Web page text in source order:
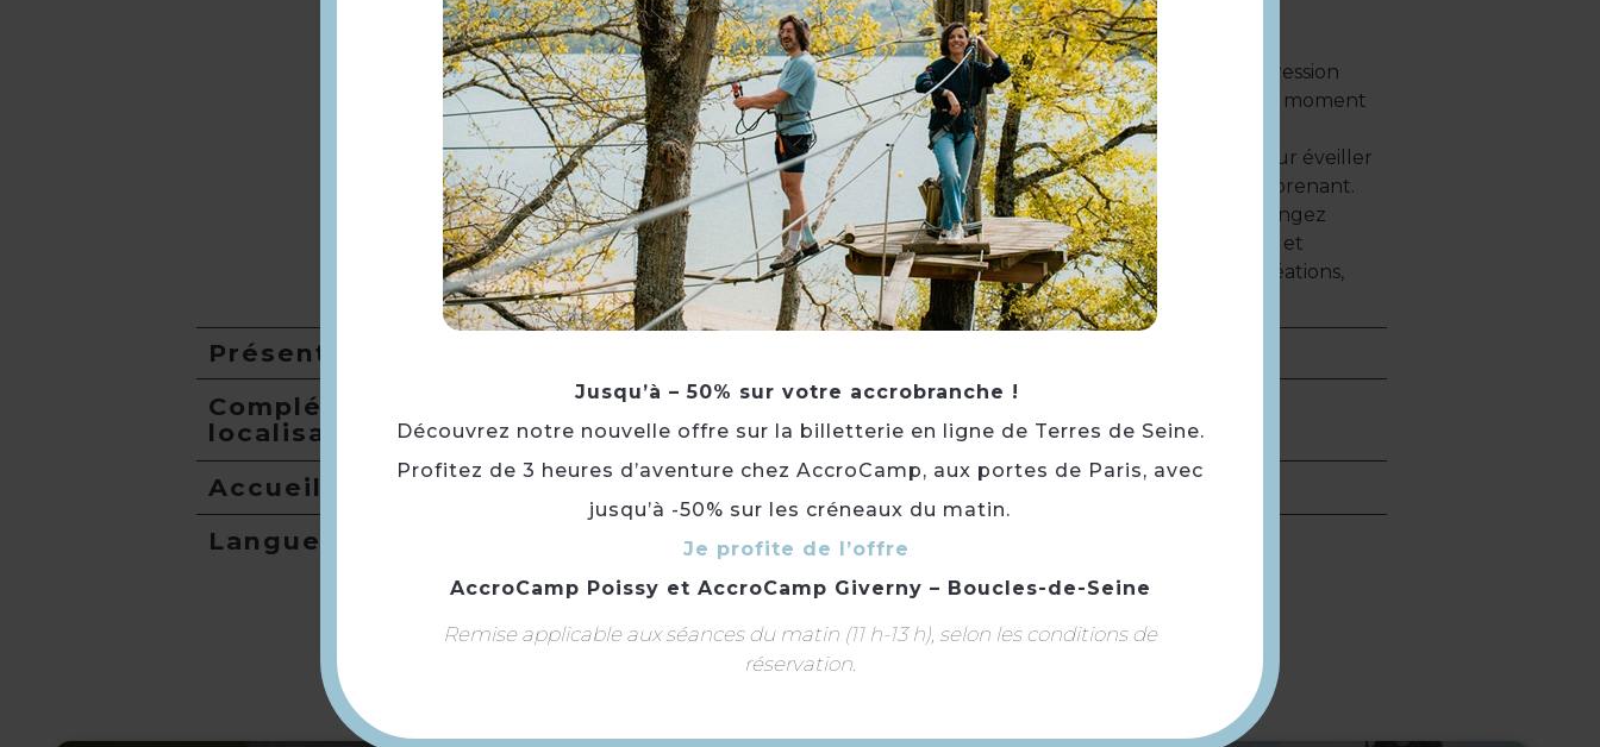
du respect de l’environnement.
L’atelier se déroule dans un espace chaleureux et inspirant, propice à l’expression
artistique et au partage. C’est aussi l’occasion pour les enfants de passer un moment
amusant tout en développant leur imagination et leur dextérité.
Que ce soit pour une activité en famille, un anniversaire ou simplement pour éveiller
leur créativité, cet atelier est une véritable invitation à s’amuser tout en apprenant.
Alors, n’attendez plus ! Venez découvrir l’univers de Véronique Valier et plongez
dans la magie de l’art récup à Toulaba, c’est ici. Une expérience mémorable et
enrichissante pour vos enfants, qui repartent non seulement avec leurs créations,
mais aussi avec des étoiles plein les yeux.
Présentation
Compléments
localisation
Gare de Conflans Sainte Honorine (SNCF : ligne J)
Gare de Conflans Fin d'Oise (RER A) Bus N°11 arrêt Sarrail
Accueil
Langues Langue(s) parlée(s) :Français
À voir aussi ...
Jusqu’à – 50% sur votre accrobranche !
Découvrez notre nouvelle offre sur la billetterie en ligne de Terres de Seine.
Profitez de 3 heures d’aventure chez AccroCamp, aux portes de Paris, avec
jusqu’à -50% sur les créneaux du matin.
Je profite de l’offre
AccroCamp Poissy et AccroCamp Giverny – Boucles-de-Seine
Remise applicable aux séances du matin (11 h-13 h), selon les conditions de
réservation.